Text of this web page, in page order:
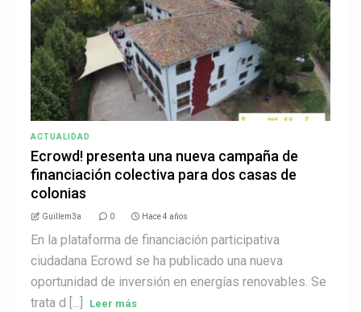
ACTUALIDAD
Ecrowd! presenta una nueva campaña de
financiación colectiva para dos casas de
colonias
Guillem3a 0 Hace 4 años
En la plataforma de financiación participativa
ciudadana Ecrowd se ha publicado una nueva
oportunidad de inversión en energías renovables. Se
trata d [...]
Leer más